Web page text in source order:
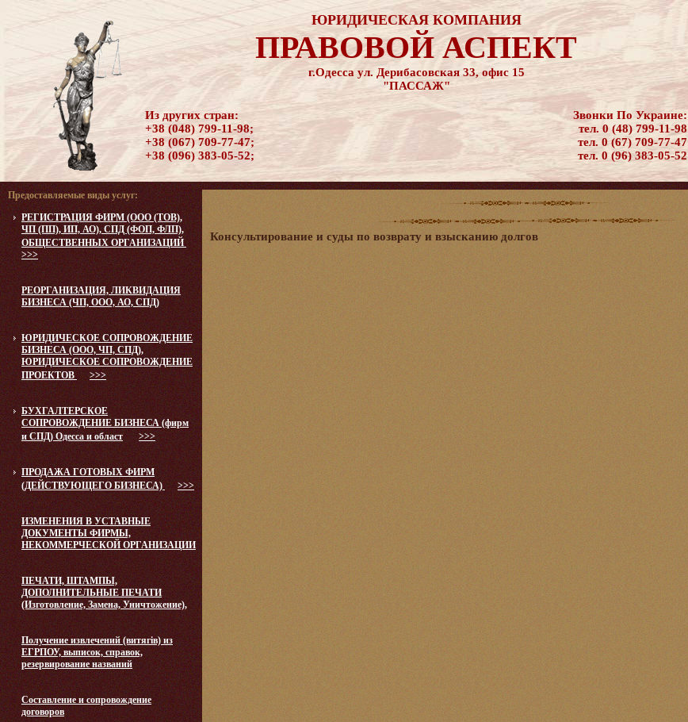
ЮРИДИЧЕСКАЯ КОМПАНИЯ
ПРАВОВОЙ АСПЕКT
г.Одесса ул. Дерибасовская 33, офис 15
"ПАССАЖ"
Из других стран:
+38 (048) 799-11-98;
+38 (067) 709-77-47;
+38 (096) 383-05-52;
Звонки По Украине:
тел. 0 (48) 799-11-98
тел. 0 (67) 709-77-47
тел. 0 (96) 383-05-52
Предоставляемые виды услуг:
РЕГИСТРАЦИЯ ФИРМ (ООО (ТОВ),
ЧП (ПП), ИП, АО), СПД (ФОП, ФЛП),
ОБЩЕСТВЕННЫХ ОРГАНИЗАЦИЙ
>>>
РЕОРГАНИЗАЦИЯ, ЛИКВИДАЦИЯ
БИЗНЕСА (ЧП, ООО, АО, СПД)
ЮРИДИЧЕСКОЕ CОПРОВОЖДЕНИЕ
БИЗНЕСА (ООО, ЧП, СПД),
ЮРИДИЧЕСКОЕ СОПРОВОЖДЕНИЕ
ПРОЕКТОВ
>>>
БУХГАЛТЕРСКОЕ
СОПРОВОЖДЕНИЕ БИЗНЕСА (фирм
и СПД) Одесса и област
>>>
ПРОДАЖА ГОТОВЫХ ФИРМ
(ДЕЙСТВУЮЩЕГО БИЗНЕСА)
>>>
ИЗМЕНЕНИЯ В УСТАВНЫЕ
ДОКУМЕНТЫ ФИРМЫ,
НЕКОММЕРЧЕСКОЙ ОРГАНИЗАЦИИ
ПЕЧАТИ, ШТАМПЫ,
ДОПОЛНИТЕЛЬНЫЕ ПЕЧАТИ
(Изготовление, Замена, Уничтожение),
Получение извлечений (витягів) из
ЕГРПОУ, выписок, справок,
резервирование названий
Составление и сопровождение
договоров
Консультирование и суды по возврату и взысканию долгов